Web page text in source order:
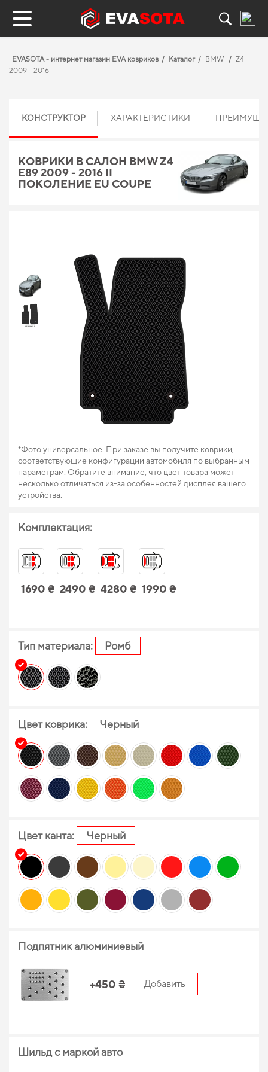
EVASOTA - интернет магазин EVA ковриков Каталог BMW
Z4
2009 - 2016
КОНСТРУКТОР ХАРАКТЕРИСТИКИ
КОВРИКИ В САЛОН BMW Z4
E89 2009 - 2016 II
ПОКОЛЕНИЕ EU COUPE
*Фото универсальное. При заказе вы получите коврики,
соответствующие конфигурации автомобиля по выбранным
параметрам. Обратите внимание, что цвет товара может
несколько отличаться из-за особенностей дисплея вашего
устройства.
Комплектация:
1690 ₴ 2490 ₴ 4280 ₴ 1990 ₴
Тип материала: Ромб
Цвет коврика: Черный
Цвет канта: Черный
Подпятник алюминиевый
+450 ₴ Добавить
Шильд с маркой авто